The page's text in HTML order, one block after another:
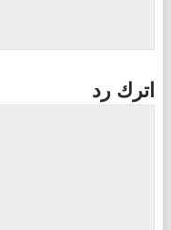
اترك رد